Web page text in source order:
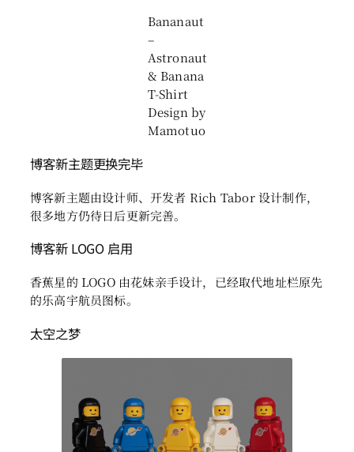
Bananaut
–
Astronaut
& Banana
T-Shirt
Design by
Mamotuo
博客新主题更换完毕
博客新主题由设计师、开发者 Rich Tabor 设计制作，
很多地方仍待日后更新完善。
博客新 LOGO 启用
香蕉星的 LOGO 由花妹亲手设计，已经取代地址栏原先
的乐高宇航员图标。
太空之梦